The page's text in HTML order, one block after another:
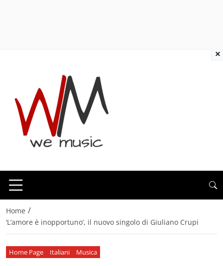
Home /
‘L’amore è inopportuno’, il nuovo singolo di Giuliano Crupi
Home Page Italiani Musica
×